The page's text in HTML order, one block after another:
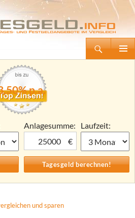
Tagesgeld.info – Tagesgeldkonten vergleichen und Tagesgeld-Zinsen berechnen
p.a.
Anlagesumme:
€
Laufzeit:
und sparen